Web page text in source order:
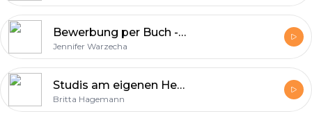
Bewerbung per Buch - Was taugen Absolventenbücher? - Beitrag bei Radio KIT am 31.07.2014
Jennifer Warzecha
Studis am eigenen Herd - Das ultimative Studentenkochbuch - Beitrag bei Radio KIT am 31.07.2014
Britta Hagemann